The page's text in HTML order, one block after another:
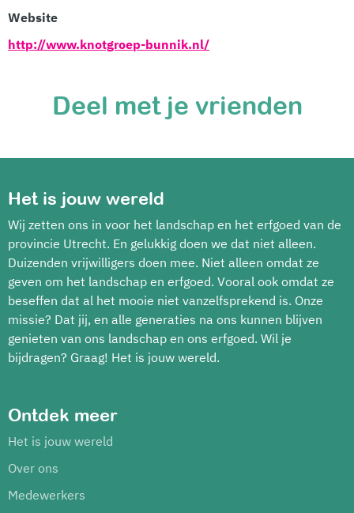
Website
http://www.knotgroep-bunnik.nl/
Deel met je vrienden
Het is jouw wereld
Wij zetten ons in voor het landschap en het erfgoed van de
provincie Utrecht. En gelukkig doen we dat niet alleen.
Duizenden vrijwilligers doen mee. Niet alleen omdat ze
geven om het landschap en erfgoed. Vooral ook omdat ze
beseffen dat al het mooie niet vanzelfsprekend is. Onze
missie? Dat jij, en alle generaties na ons kunnen blijven
genieten van ons landschap en ons erfgoed. Wil je
bijdragen? Graag! Het is jouw wereld.
Ontdek meer
Het is jouw wereld
Over ons
Medewerkers